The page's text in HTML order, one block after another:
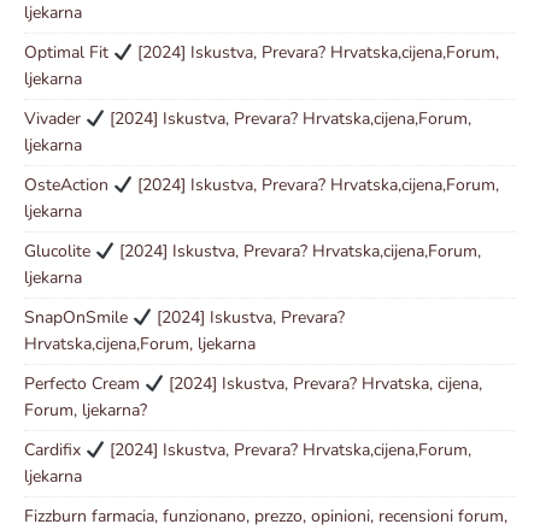
ljekarna
Optimal Fit
[2024] Iskustva, Prevara? Hrvatska,cijena,Forum,
ljekarna
Vivader
[2024] Iskustva, Prevara? Hrvatska,cijena,Forum,
ljekarna
OsteAction
[2024] Iskustva, Prevara? Hrvatska,cijena,Forum,
ljekarna
Glucolite
[2024] Iskustva, Prevara? Hrvatska,cijena,Forum,
ljekarna
SnapOnSmile
[2024] Iskustva, Prevara?
Hrvatska,cijena,Forum, ljekarna
Perfecto Cream
[2024] Iskustva, Prevara? Hrvatska, cijena,
Forum, ljekarna?
Cardifix
[2024] Iskustva, Prevara? Hrvatska,cijena,Forum,
ljekarna
Fizzburn farmacia, funzionano, prezzo, opinioni, recensioni forum,